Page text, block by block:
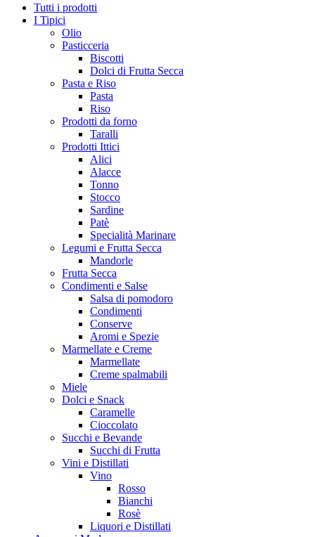
Tutti i prodotti
I Tipici
Olio
Pasticceria
Biscotti
Dolci di Frutta Secca
Pasta e Riso
Pasta
Riso
Prodotti da forno
Taralli
Prodotti Ittici
Alici
Alacce
Tonno
Stocco
Sardine
Patè
Specialità Marinare
Legumi e Frutta Secca
Mandorle
Frutta Secca
Condimenti e Salse
Salsa di pomodoro
Condimenti
Conserve
Aromi e Spezie
Marmellate e Creme
Marmellate
Creme spalmabili
Miele
Dolci e Snack
Caramelle
Cioccolato
Succhi e Bevande
Succhi di Frutta
Vini e Distillati
Vino
Rosso
Bianchi
Rosè
Liquori e Distillati